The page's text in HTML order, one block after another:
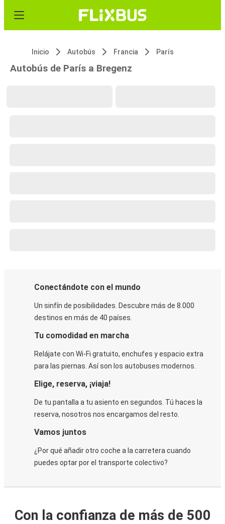
Inicio Autobús Francia París
Autobús de París a Bregenz
Conectándote con el mundo
Un sinfín de posibilidades. Descubre más de 8.000
destinos en más de 40 países.
Tu comodidad en marcha
Relájate con Wi-Fi gratuito, enchufes y espacio extra
para las piernas. Así son los autobuses modernos.
Elige, reserva, ¡viaja!
De tu pantalla a tu asiento en segundos. Tú haces la
reserva, nosotros nos encargamos del resto.
Vamos juntos
¿Por qué añadir otro coche a la carretera cuando
puedes optar por el transporte colectivo?
Con la confianza de más de 500